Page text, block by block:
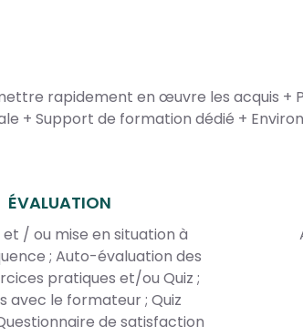
rapidement en œuvre les acquis +
+ Support de formation dédié +
ÉVALUATION
et / ou mise en situation à
; Auto-évaluation des
pratiques et/ou Quiz ;
avec le formateur ; Quiz
de satisfaction